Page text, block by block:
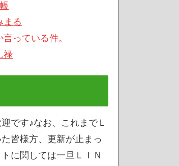
まる
っている件。
禄
です♪なお、これまでＬ
た皆様方、更新が止まっ
に関しては一旦ＬＩＮ